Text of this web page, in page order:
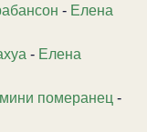
- Елена
- Елена
померанец -